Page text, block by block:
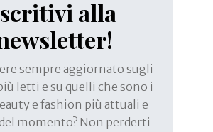
alla
sempre aggiornato sugli
letti e su quelli che sono i
e fashion più attuali e
momento? Non perderti